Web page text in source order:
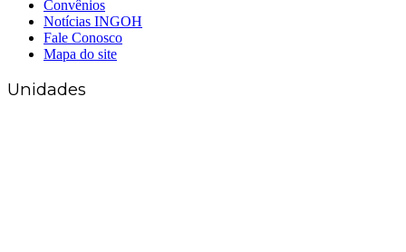
Convênios
Notícias INGOH
Fale Conosco
Mapa do site
Unidades